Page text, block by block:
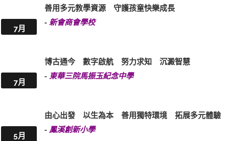
7月
善用多元教學資源 守護孩童快樂成長
- 新會商會學校
7月
博古通今 數字啟航 努力求知 沉澱智慧
- 東華三院馬振玉紀念中學
5月
由心出發 以生為本 善用獨特環境 拓展多元體驗
- 鳳溪創新小學